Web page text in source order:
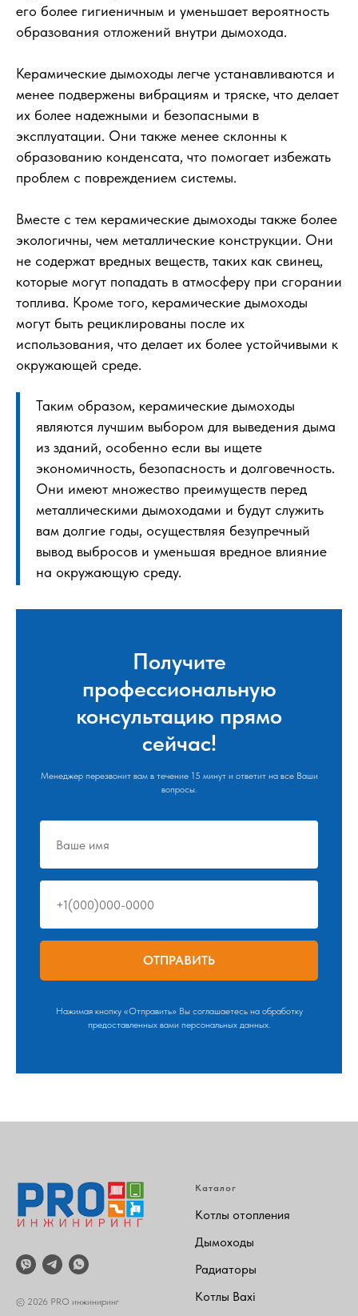
его более гигиеничным и уменьшает вероятность
образования отложений внутри дымохода.
Керамические дымоходы легче устанавливаются и
менее подвержены вибрациям и тряске, что делает
их более надежными и безопасными в
эксплуатации. Они также менее склонны к
образованию конденсата, что помогает избежать
проблем с повреждением системы.
Вместе с тем керамические дымоходы также более
экологичны, чем металлические конструкции. Они
не содержат вредных веществ, таких как свинец,
которые могут попадать в атмосферу при сгорании
топлива. Кроме того, керамические дымоходы
могут быть рециклированы после их
использования, что делает их более устойчивыми к
окружающей среде.
Таким образом, керамические дымоходы
являются лучшим выбором для выведения дыма
из зданий, особенно если вы ищете
экономичность, безопасность и долговечность.
Они имеют множество преимуществ перед
металлическими дымоходами и будут служить
вам долгие годы, осуществляя безупречный
вывод выбросов и уменьшая вредное влияние
на окружающую среду.
Получите
профессиональную
консультацию прямо
сейчас!
Менеджер перезвонит вам в течение 15 минут и ответит на все Ваши
вопросы.
ОТПРАВИТЬ
Нажимая кнопку «Отправить» Вы соглашаетесь на обработку
предоставленных вами персональных данных.
© 2026 PRO инжиниринг
Каталог
Котлы отопления
Дымоходы
Радиаторы
Котлы Baxi